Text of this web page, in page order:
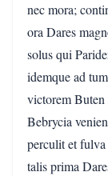
nec mora;
ora Dares
solus qui
idemque ad
victorem
Bebrycia
perculit et
talis prima